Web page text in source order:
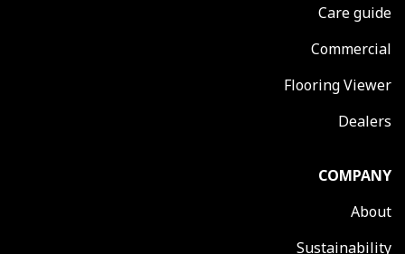
Care guide
Commercial
Flooring Viewer
Dealers
COMPANY
About
Sustainability